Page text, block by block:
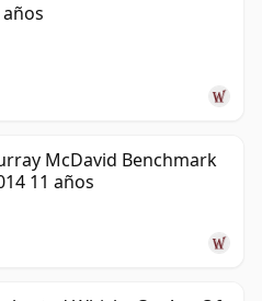
McDavid Benchmark
11 años